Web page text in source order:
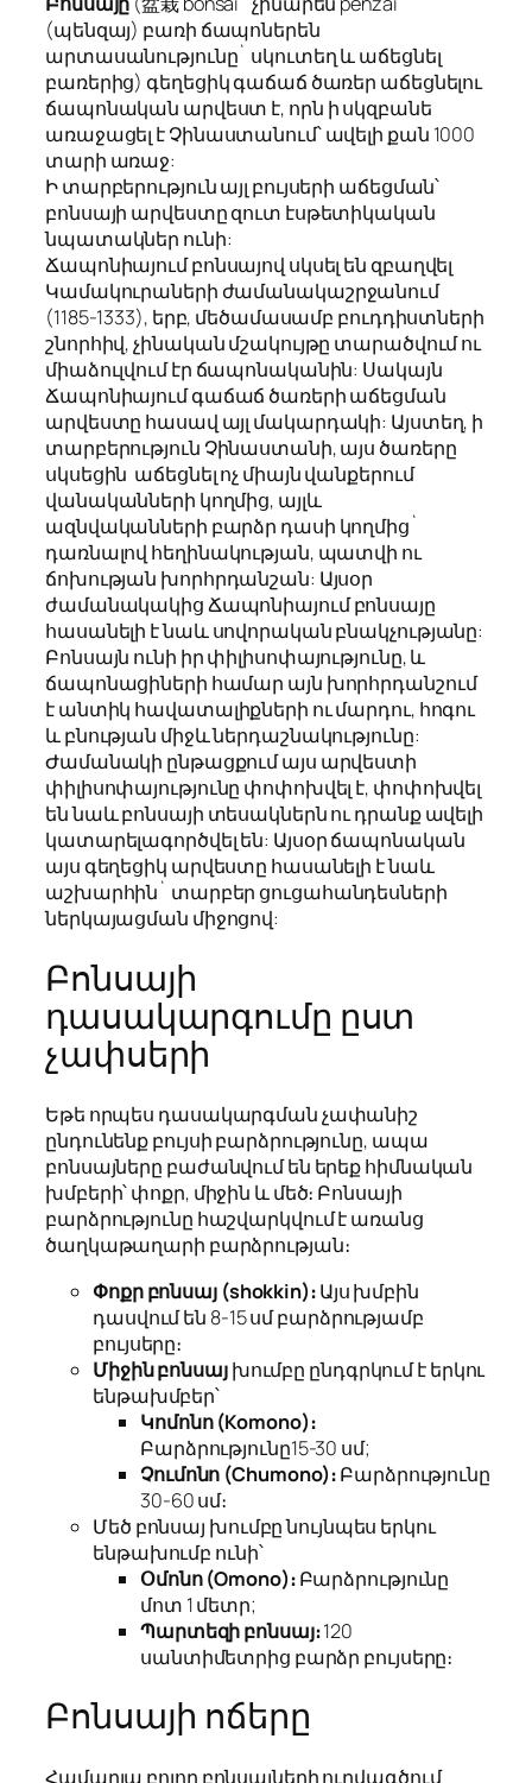
(պենզայ) բառի ճապոներեն
արտասանությունը` սկուտեղ և աճեցնել
բառերից) գեղեցիկ գաճաճ ծառեր աճեցնելու
ճապոնական արվեստ է, որն ի սկզբանե
առաջացել է Չինաստանում՝ ավելի քան 1000
տարի առաջ:
Ի տարբերություն այլ բույսերի աճեցման՝
բոնսայի արվեստը զուտ էսթետիկական
նպատակներ ունի:
Ճապոնիայում բոնսայով սկսել են զբաղվել
Կամակուրաների ժամանակաշրջանում
(1185-1333), երբ, մեծամասամբ բուդդիստների
շնորհիվ, չինական մշակույթը տարածվում ու
միաձուլվում էր ճապոնականին: Սակայն
Ճապոնիայում գաճաճ ծառերի աճեցման
արվեստը հասավ այլ մակարդակի: Այստեղ, ի
տարբերություն Չինաստանի, այս ծառերը
սկսեցին աճեցնել ոչ միայն վանքերում
վանականների կողմից, այլև
ազնվականների բարձր դասի կողմից`
դառնալով հեղինակության, պատվի ու
ճոխության խորհրդանշան: Այսօր
ժամանակակից Ճապոնիայում բոնսայը
հասանելի է նաև սովորական բնակչությանը:
Բոնսայն ունի իր փիլիսոփայությունը, և
ճապոնացիների համար այն խորհրդանշում
է անտիկ հավատալիքների ու մարդու, հոգու
և բնության միջև ներդաշնակությունը:
Ժամանակի ընթացքում այս արվեստի
փիլիսոփայությունը փոփոխվել է, փոփոխվել
են նաև բոնսայի տեսակներն ու դրանք ավելի
կատարելագործվել են: Այսօր ճապոնական
այս գեղեցիկ արվեստը հասանելի է նաև
աշխարհին` տարբեր ցուցահանդեսների
ներկայացման միջոցով:
Բոնսայի
դասակարգումը ըստ
չափսերի
Եթե որպես դասակարգման չափանիշ
ընդունենք բույսի բարձրությունը, ապա
բոնսայները բաժանվում են երեք հիմնական
խմբերի՝ փոքր, միջին և մեծ։ Բոնսայի
բարձրությունը հաշվարկվում է առանց
ծաղկաթաղարի բարձրության։
Փոքր բոնսայ (shokkin)։Այս խմբին
դասվում են 8-15 սմ բարձրությամբ
բույսերը։
Միջին բոնսայխումբը ընդգրկում է երկու
ենթախմբեր՝
Կոմոնո (Komono)։
Բարձրությունը15-30 սմ;
Չումոնո (Chumono)։Բարձրությունը
30-60 սմ։
Մեծ բոնսայ խումբը նույնպես երկու
ենթախումբ ունի՝
Օմոնո (Omono)։Բարձրությունը
մոտ 1 մետր;
Պարտեզի բոնսայ։120
սանտիմետրից բարձր բույսերը։
Բոնսայի ոճերը
Համարյա բոլոր բոնսայների ուրվագծում